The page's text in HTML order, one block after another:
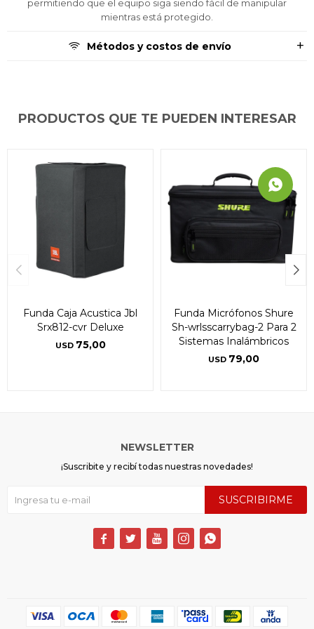
permitiendo que el equipo siga siendo fácil de manipular
mientras está protegido.
Métodos y costos de envío
PRODUCTOS QUE TE PUEDEN INTERESAR
Funda Caja Acustica Jbl
Srx812-cvr Deluxe
USD 75,00
Funda Micrófonos Shure
Sh-wrlsscarrybag-2 Para 2
Sistemas Inalámbricos
USD 79,00
NEWSLETTER
¡Suscribite y recibí todas nuestras novedades!
SUSCRIBIRME
    